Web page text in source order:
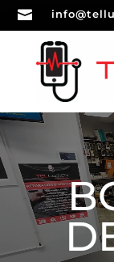

Lecteur
vidéo